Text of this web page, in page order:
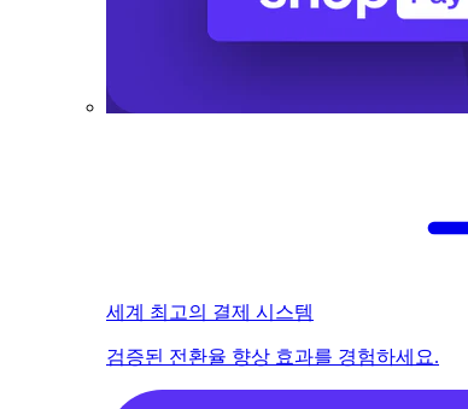
세계 최고의 결제 시스템
검증된 전환율 향상 효과를 경험하세요.